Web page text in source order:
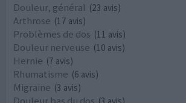
Douleur, général (23 avis)
Arthrose (17 avis)
Problèmes de dos (11 avis)
Douleur nerveuse (10 avis)
Hernie (7 avis)
Rhumatisme (6 avis)
Migraine (3 avis)